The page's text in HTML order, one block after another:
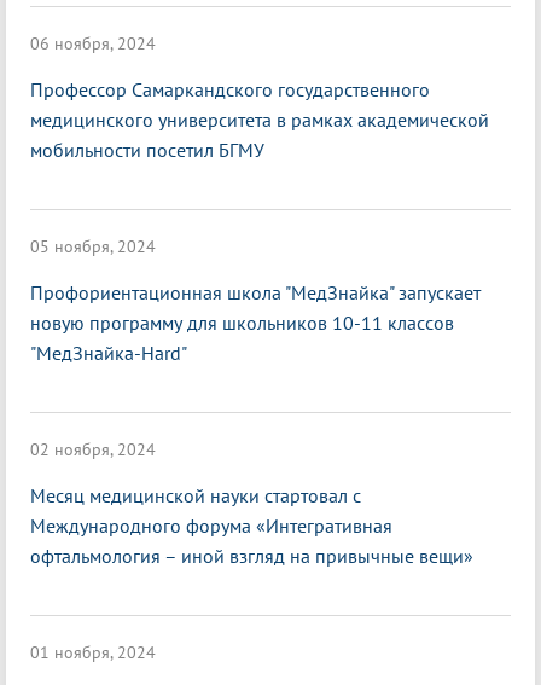
06 ноября, 2024
Профессор Самаркандского государственного
медицинского университета в рамках академической
мобильности посетил БГМУ
05 ноября, 2024
Профориентационная школа "МедЗнайка" запускает
новую программу для школьников 10-11 классов
"МедЗнайка-Hard"
02 ноября, 2024
Месяц медицинской науки стартовал с
Международного форума «Интегративная
офтальмология – иной взгляд на привычные вещи»
01 ноября, 2024